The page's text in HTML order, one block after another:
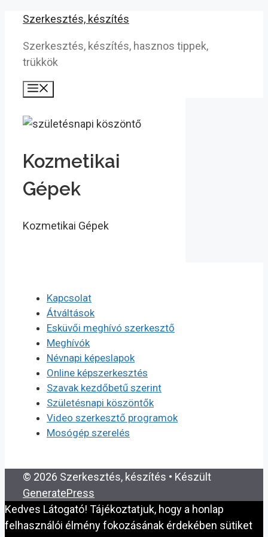
Kilépés
tartalomba
Szerkesztés, készítés
Szerkesztés, készítés, hasznos tippek,
trükkök
Kozmetikai
Gépek
Kozmetikai Gépek
Kapcsolat
Átváltások
Esküvői meghívó szerkesztő
Meghívók
Névnapi képeslapok
Online képszerkesztés
Szavak kezdőbetű szerint
Születésnapi köszöntők
Video szerkesztő programok
Mosógép szerelés
© 2026 Szerkesztés, készítés • Készült
GeneratePress
Kedves Látogató! Tájékoztatjuk, hogy a honlap
felhasználói élmény fokozásának érdekében sütiket